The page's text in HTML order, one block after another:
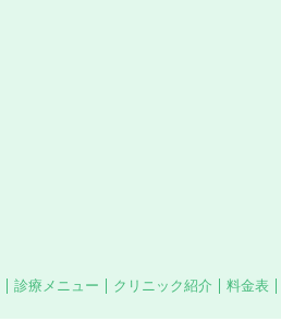
診療メニュー クリニック紹介 料金表